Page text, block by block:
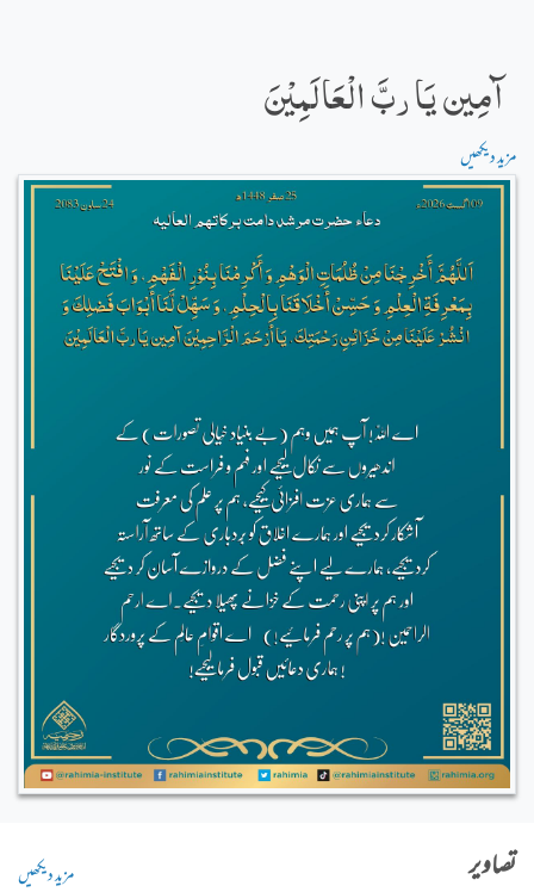
آمِين يَا ربَّ الْعَالَمِیْنَ
مزید دیکھیں
تصاویر مزید دیکھیں